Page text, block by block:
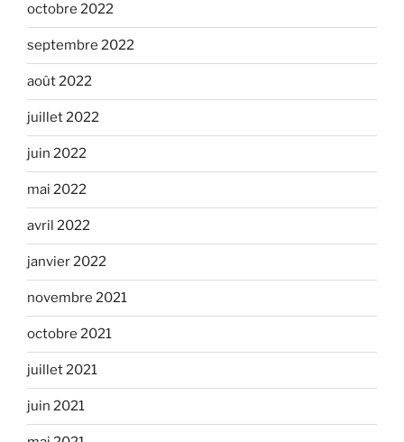
octobre 2022
septembre 2022
août 2022
juillet 2022
juin 2022
mai 2022
avril 2022
janvier 2022
novembre 2021
octobre 2021
juillet 2021
juin 2021